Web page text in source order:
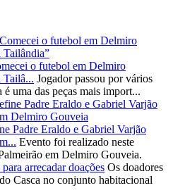
o futebol em Delmiro
Tailâ... Jogador passou por vários
uma das peças mais import...
Padre Eraldo e Gabriel Varjão
Evento foi realizado neste
em Delmiro Gouveia.
arrecadar doações Os doadores
Casca no conjunto habitacional